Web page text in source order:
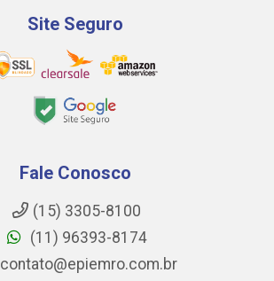
Site Seguro
Fale Conosco
(15) 3305-8100
(11) 96393-8174
contato@epiemro.com.br